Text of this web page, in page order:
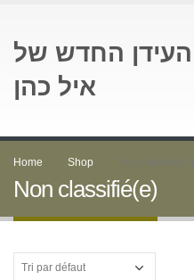
העידן החדש של
איל כהן
Home Shop Non classifié(e)
Non classifié(e)